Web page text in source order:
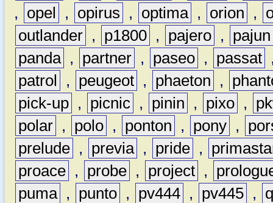
,
opel , opirus , optima , orion ,
outlander , p1800 , pajero ,
pajun
panda , partner , paseo , passat
patrol
, peugeot , phaeton ,
pick-up , picnic , pinin , pixo ,
polar , polo , ponton , pony ,
prelude , previa , pride ,
proace , probe , project ,
puma , punto , pv444 , pv445 ,